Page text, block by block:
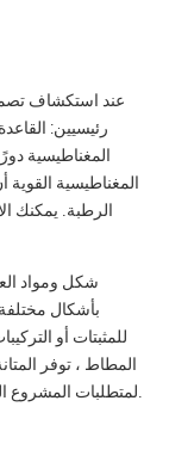
عند استكشاف
رئيسيين:
المغناطيسية
المغناطيسية
الرطبة. يمكنك
شكل ومواد
بأشكال
للمثبتات أو
المطاط ، توفر
لمتطلبات المشروع الخاصة بك ، مما يضمن نتائج عالية الجودة في كل مرة.